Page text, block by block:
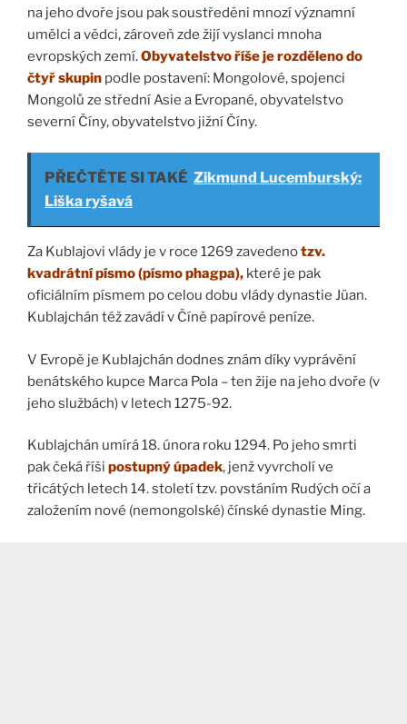
na jeho dvoře jsou pak soustředěni mnozí významní
umělci a vědci, zároveň zde žijí vyslanci mnoha
evropských zemí.Obyvatelstvo říše je rozděleno do
čtyř skupin podle postavení: Mongolové, spojenci
Mongolů ze střední Asie a Evropané, obyvatelstvo
severní Číny, obyvatelstvo jižní Číny.
PŘEČTĚTE SI TAKÉ Zikmund Lucemburský:
Liška ryšavá
Za Kublajovi vlády je v roce 1269 zavedenotzv.
kvadrátní písmo (písmo phagpa), které je pak
oficiálním písmem po celou dobu vlády dynastie Jüan.
Kublajchán též zavádí v Číně papírové peníze.
V Evropě je Kublajchán dodnes znám díky vyprávění
benátského kupce Marca Pola – ten žije na jeho dvoře (v
jeho službách) v letech 1275-92.
Kublajchán umírá 18. února roku 1294. Po jeho smrti
pak čeká říši postupný úpadek, jenž vyvrcholí ve
třicátých letech 14. století tzv. povstáním Rudých očí a
založením nové (nemongolské) čínské dynastie Ming.